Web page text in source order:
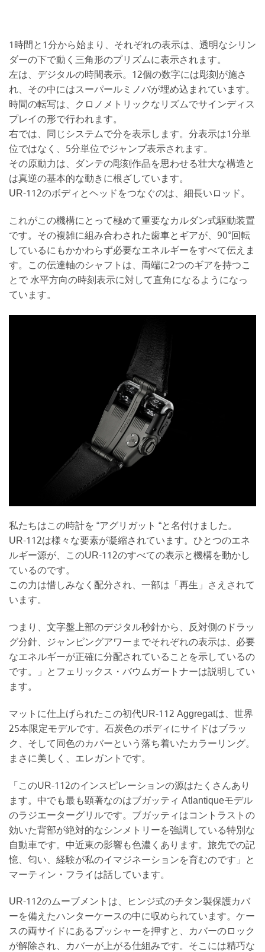
1時間と1分から始まり、それぞれの表示は、透明なシリン
ダーの下で動く三角形のプリズムに表示されます。
左は、デジタルの時間表示。12個の数字には彫刻が施さ
れ、その中にはスーパールミノバが埋め込まれています。
時間の転写は、クロノメトリックなリズムでサインディス
プレイの形で行われます。
右では、同じシステムで分を表示します。分表示は1分単
位ではなく、5分単位でジャンプ表示されます。
その原動力は、ダンテの彫刻作品を思わせる壮大な構造と
は真逆の基本的な動きに根ざしています。
UR-112のボディとヘッドをつなぐのは、細長いロッド。
これがこの機構にとって極めて重要なカルダン式駆動装置
です。その複雑に組み合わされた歯車とギアが、90°回転
しているにもかかわらず必要なエネルギーをすべて伝えま
す。この伝達軸のシャフトは、両端に2つのギアを持つこ
とで 水平方向の時刻表示に対して直角になるようになっ
ています。
私たちはこの時計を “アグリガット “と名付けました。
UR-112は様々な要素が凝縮されています。ひとつのエネ
ルギー源が、このUR-112のすべての表示と機構を動かし
ているのです。
この力は惜しみなく配分され、一部は「再生」さえされて
います。
つまり、文字盤上部のデジタル秒針から、反対側のドラッ
グ分針、ジャンピングアワーまでそれぞれの表示は、必要
なエネルギーが正確に分配されていることを示しているの
です。」とフェリックス・バウムガートナーは説明してい
ます。
マットに仕上げられたこの初代UR-112 Aggregatは、世界
25本限定モデルです。石炭色のボディにサイドはブラッ
ク、そして同色のカバーという落ち着いたカラーリング。
まさに美しく、エレガントです。
「このUR-112のインスピレーションの源はたくさんあり
ます。中でも最も顕著なのはブガッティ Atlantiqueモデル
のラジエーターグリルです。ブガッティはコントラストの
効いた背部が絶対的なシンメトリーを強調している特別な
自動車です。中近東の影響も色濃くあります。旅先での記
憶、匂い、経験が私のイマジネーションを育むのです」と
マーティン・フライは話しています。
UR-112のムーブメントは、ヒンジ式のチタン製保護カバ
ーを備えたハンターケースの中に収められています。ケー
スの両サイドにあるプッシャーを押すと、カバーのロック
が解除され、カバーが上がる仕組みです。そこには精巧な